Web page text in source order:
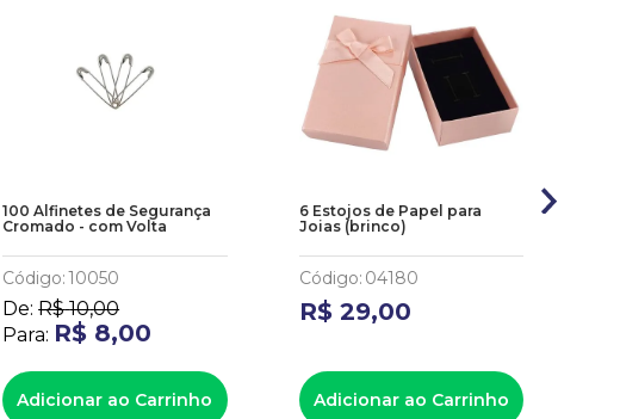
100 Alfinetes de Segurança
Cromado - com Volta
Código:10050
De:R$ 10,00
Para: R$ 8,00
Adicionar ao Carrinho
6 Estojos de Papel para
Joias (brinco)
Código: 04180
R$ 29,00
Adicionar ao Carrinho